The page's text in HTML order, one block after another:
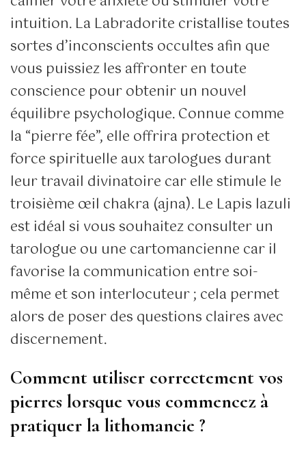
intuition. La Labradorite cristallise toutes
sortes d’inconscients occultes afin que
vous puissiez les affronter en toute
conscience pour obtenir un nouvel
équilibre psychologique. Connue comme
la “pierre fée”, elle offrira protection et
force spirituelle aux tarologues durant
leur travail divinatoire car elle stimule le
troisième œil chakra (ajna). Le Lapis lazuli
est idéal si vous souhaitez consulter un
tarologue ou une cartomancienne car il
favorise la communication entre soi-
même et son interlocuteur ; cela permet
alors de poser des questions claires avec
discernement.
Comment utiliser correctement vos
pierres lorsque vous commencez à
pratiquer la lithomancie ?